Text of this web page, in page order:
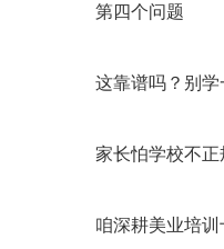
第四个问题
这靠谱吗？别学
家长怕学校不正
咱深耕美业培